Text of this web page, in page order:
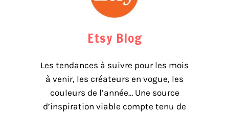
Etsy Blog
Les tendances à suivre pour les mois
à venir, les créateurs en vogue, les
couleurs de l’année… Une source
d’inspiration viable compte tenu de